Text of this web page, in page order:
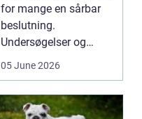
for mange en sårbar
beslutning.
Undersøgelser og
behandlinger foregår i
05 June 2026